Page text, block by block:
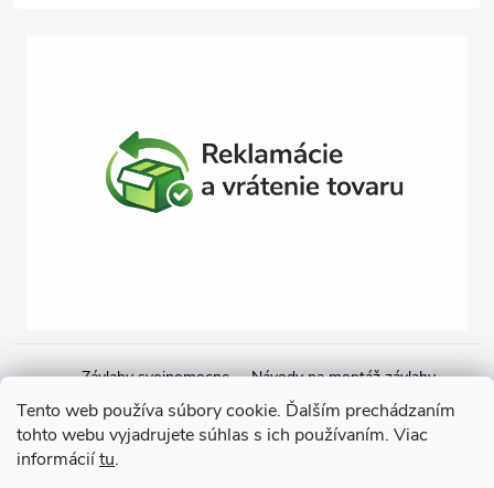
Tento web používa súbory cookie. Ďalším prechádzaním
tohto webu vyjadrujete súhlas s ich používaním. Viac
informáciítu.
Závlahy svojpomocne
Návody na montáž závlahy
Cenová ponuka na závlahu
Blogové články
Čerpacie zostavy
Poradenstvo
Ponorné čerpadlá